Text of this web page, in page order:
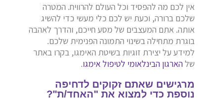
אין לכם מה להפסיד וכל העולם להרוויח. המטרה
שלכם ברורה, וכעת יש לכם כלי מעשי כדי להשיג
אותה. אתם המעצבים של מסע חייכם, והדרך לאהבה
בוגרת מתחילה בשינוי התמונה הפנימית שלכם.
למידע על יצירת זוגיות בשיטת האימגו, בקרו באתר
שלהארגון הבינלאומי לטיפול אימגו.
מרגישים שאתם זקוקים לדחיפה
נוספת כדי למצוא את "האחד/ת"?